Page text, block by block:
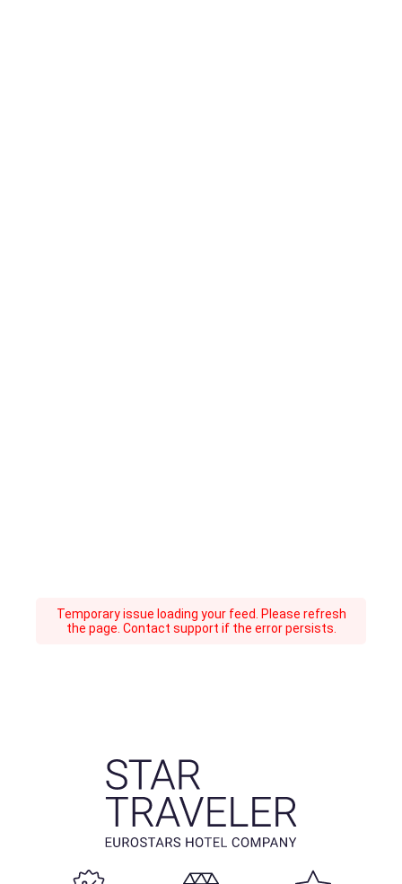
Temporary issue loading your feed. Please refresh
the page. Contact support if the error persists.